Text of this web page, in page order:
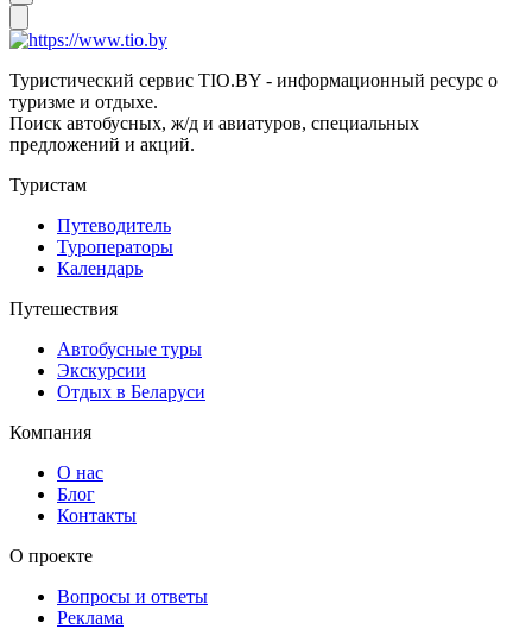
Туристический сервис TIO.BY - информационный ресурс о
туризме и отдыхе.
Поиск автобусных, ж/д и авиатуров, специальных
предложений и акций.
Туристам
Путеводитель
Туроператоры
Календарь
Путешествия
Автобусные туры
Экскурсии
Отдых в Беларуси
Компания
О нас
Блог
Контакты
О проекте
Вопросы и ответы
Реклама